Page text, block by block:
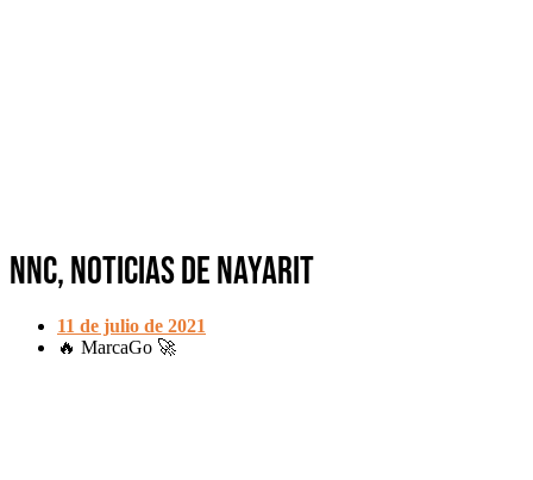
NNC, Noticias de Nayarit
11 de julio de 2021
🔥 MarcaGo 🚀